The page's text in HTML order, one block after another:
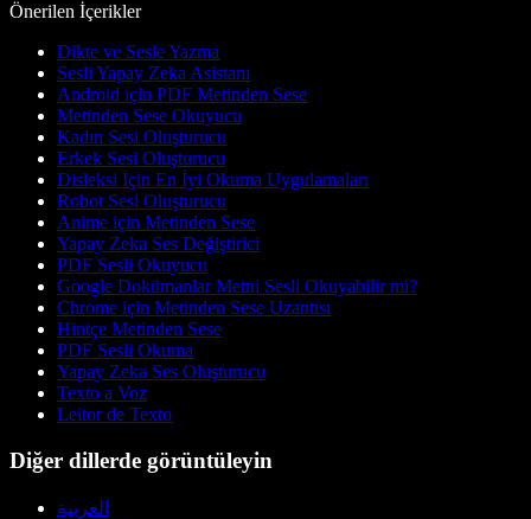
Önerilen İçerikler
Dikte ve Sesle Yazma
Sesli Yapay Zeka Asistanı
Android için PDF Metinden Sese
Metinden Sese Okuyucu
Kadın Sesi Oluşturucu
Erkek Sesi Oluşturucu
Disleksi İçin En İyi Okuma Uygulamaları
Robot Sesi Oluşturucu
Anime için Metinden Sese
Yapay Zeka Ses Değiştirici
PDF Sesli Okuyucu
Google Dokümanlar Metni Sesli Okuyabilir mi?
Chrome için Metinden Sese Uzantısı
Hintçe Metinden Sese
PDF Sesli Okuma
Yapay Zeka Ses Oluşturucu
Texto a Voz
Leitor de Texto
Diğer dillerde görüntüleyin
العربية